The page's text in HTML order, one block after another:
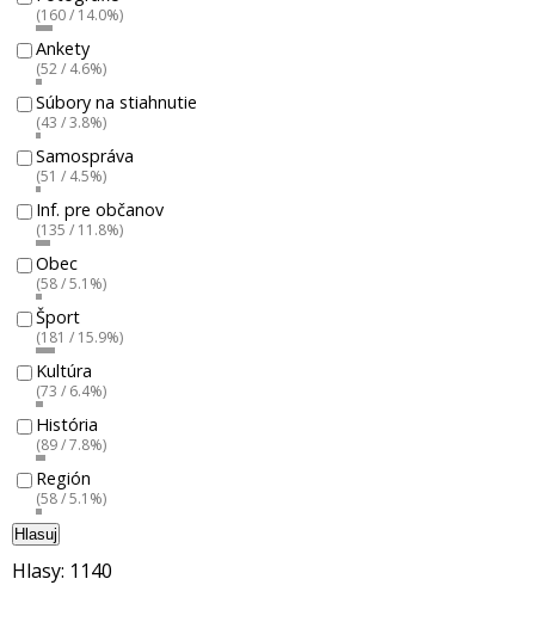
(160 / 14.0%)
Ankety
(52 / 4.6%)
Súbory na stiahnutie
(43 / 3.8%)
Samospráva
(51 / 4.5%)
Inf. pre občanov
(135 / 11.8%)
Obec
(58 / 5.1%)
Šport
(181 / 15.9%)
Kultúra
(73 / 6.4%)
História
(89 / 7.8%)
Región
(58 / 5.1%)
Hlasuj
Hlasy: 1140